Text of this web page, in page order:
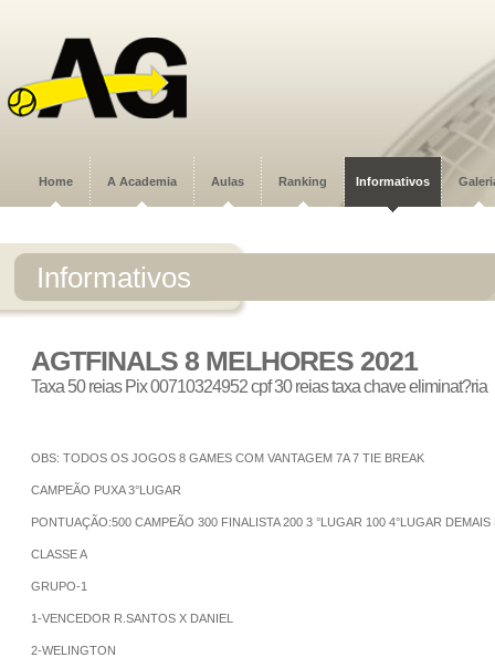
Home A Academia Aulas Ranking Informativos
Informativos
AGTFINALS 8 MELHORES 2021
Taxa 50 reias Pix 00710324952 cpf 30 reias taxa chave eliminat?ria
OBS: TODOS OS JOGOS 8 GAMES COM VANTAGEM 7A 7 TIE BREAK
CAMPEÃO PUXA 3°LUGAR
PONTUAÇÃO:500 CAMPEÃO 300 FINALISTA 200 3 °LUGAR 100 4°LUGAR
CLASSE A
GRUPO-1
1-VENCEDOR R.SANTOS X DANIEL
2-WELINGTON